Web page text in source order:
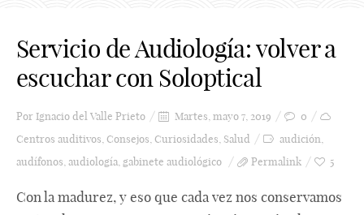
Servicio de Audiología: volver a
escuchar con Soloptical
PorIgnacio del Valle Prieto Martes, mayo 7, 2019
0
Centros auditivos Consejos Curiosidades Salud audición
audífonos audiología gabinete audiológico Permalink 5
Con la madurez, y eso que cada vez nos conservamos